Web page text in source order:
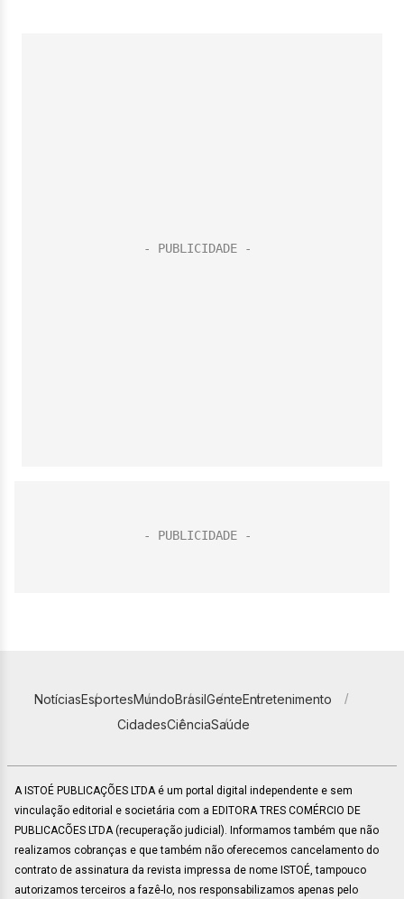
NotíciasEsportesMundoBrasilGenteEntretenimento
CidadesCiênciaSaúde
A ISTOÉ PUBLICAÇÕES LTDA é um portal digital independente e sem
vinculação editorial e societária com a EDITORA TRES COMÉRCIO DE
PUBLICACÕES LTDA (recuperação judicial). Informamos também que não
realizamos cobranças e que também não oferecemos cancelamento do
contrato de assinatura da revista impressa de nome ISTOÉ, tampouco
autorizamos terceiros a fazê-lo, nos responsabilizamos apenas pelo